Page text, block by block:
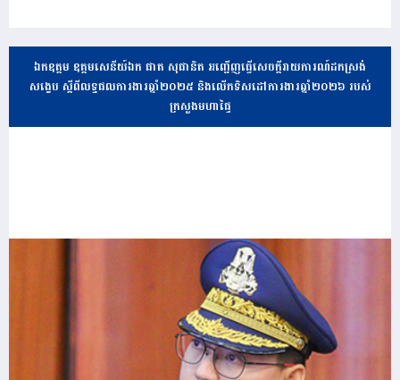
ឯកឧត្តម ឧត្តមសេនីយ៍ឯក ផាត សុផានិត អញ្ជើញធ្វើសេចក្តីរាយការណ៍ដកស្រង់
សង្ខេប ស្តីពីលទ្ធផលការងារឆ្នាំ២០២៥ និងលើកទិសដៅការងារឆ្នាំ២០២៦ របស់
ក្រសួងមហាផ្ទៃ